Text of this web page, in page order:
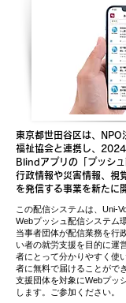
東京都世田谷区は、NPO
福祉協会と連携し、
Blindアプリの「プッシュ
行政情報や災害情報、視
を発信する事業を新たに
この配信システムは、Uni-
Webプッシュ配信システム
当事者団体が配信業務を行
い者の就労支援を目的に運
者にとって分かりやすく使
者に無料で届けることがで
支援団体を対象にWebプッ
します。ご参加ください。